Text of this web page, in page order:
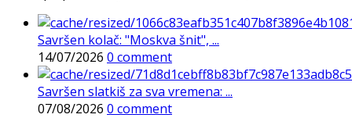
Savršen kolač: "Moskva šnit", ...
14/07/2026 0 comment
Savršen slatkiš za sva vremena: ...
07/08/2026 0 comment